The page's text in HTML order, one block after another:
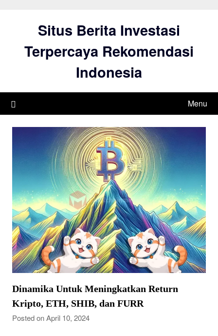
Situs Berita Investasi
Terpercaya Rekomendasi
Indonesia
Menu
Dinamika Untuk Meningkatkan Return
Kripto, ETH, SHIB, dan FURR
Posted on April 10, 2024